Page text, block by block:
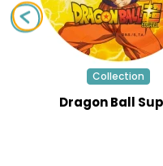
Collection
Dragon Ball